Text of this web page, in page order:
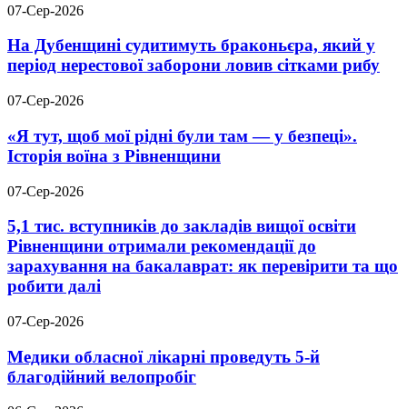
07-Сер-2026
На Дубенщині судитимуть браконьєра, який у
період нерестової заборони ловив сітками рибу
07-Сер-2026
«Я тут, щоб мої рідні були там — у безпеці».
Історія воїна з Рівненщини
07-Сер-2026
5,1 тис. вступників до закладів вищої освіти
Рівненщини отримали рекомендації до
зарахування на бакалаврат: як перевірити та що
робити далі
07-Сер-2026
Медики обласної лікарні проведуть 5-й
благодійний велопробіг